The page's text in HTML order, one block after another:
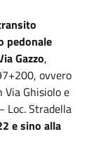
pedonale
Gazzo,
ovvero
Ghisiolo e
Loc. Stradella
e sino alla